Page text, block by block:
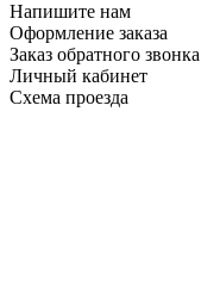
Напишите нам
Оформление заказа
Заказ обратного звонка
Личный кабинет
Схема проезда